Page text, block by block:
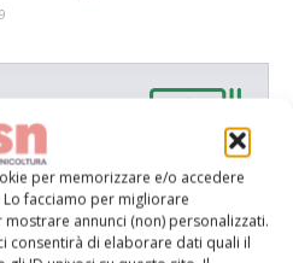
per memorizzare e/o accedere
facciamo per migliorare
annunci (non) personalizzati.
consentirà di elaborare dati quali il
dalle aziende